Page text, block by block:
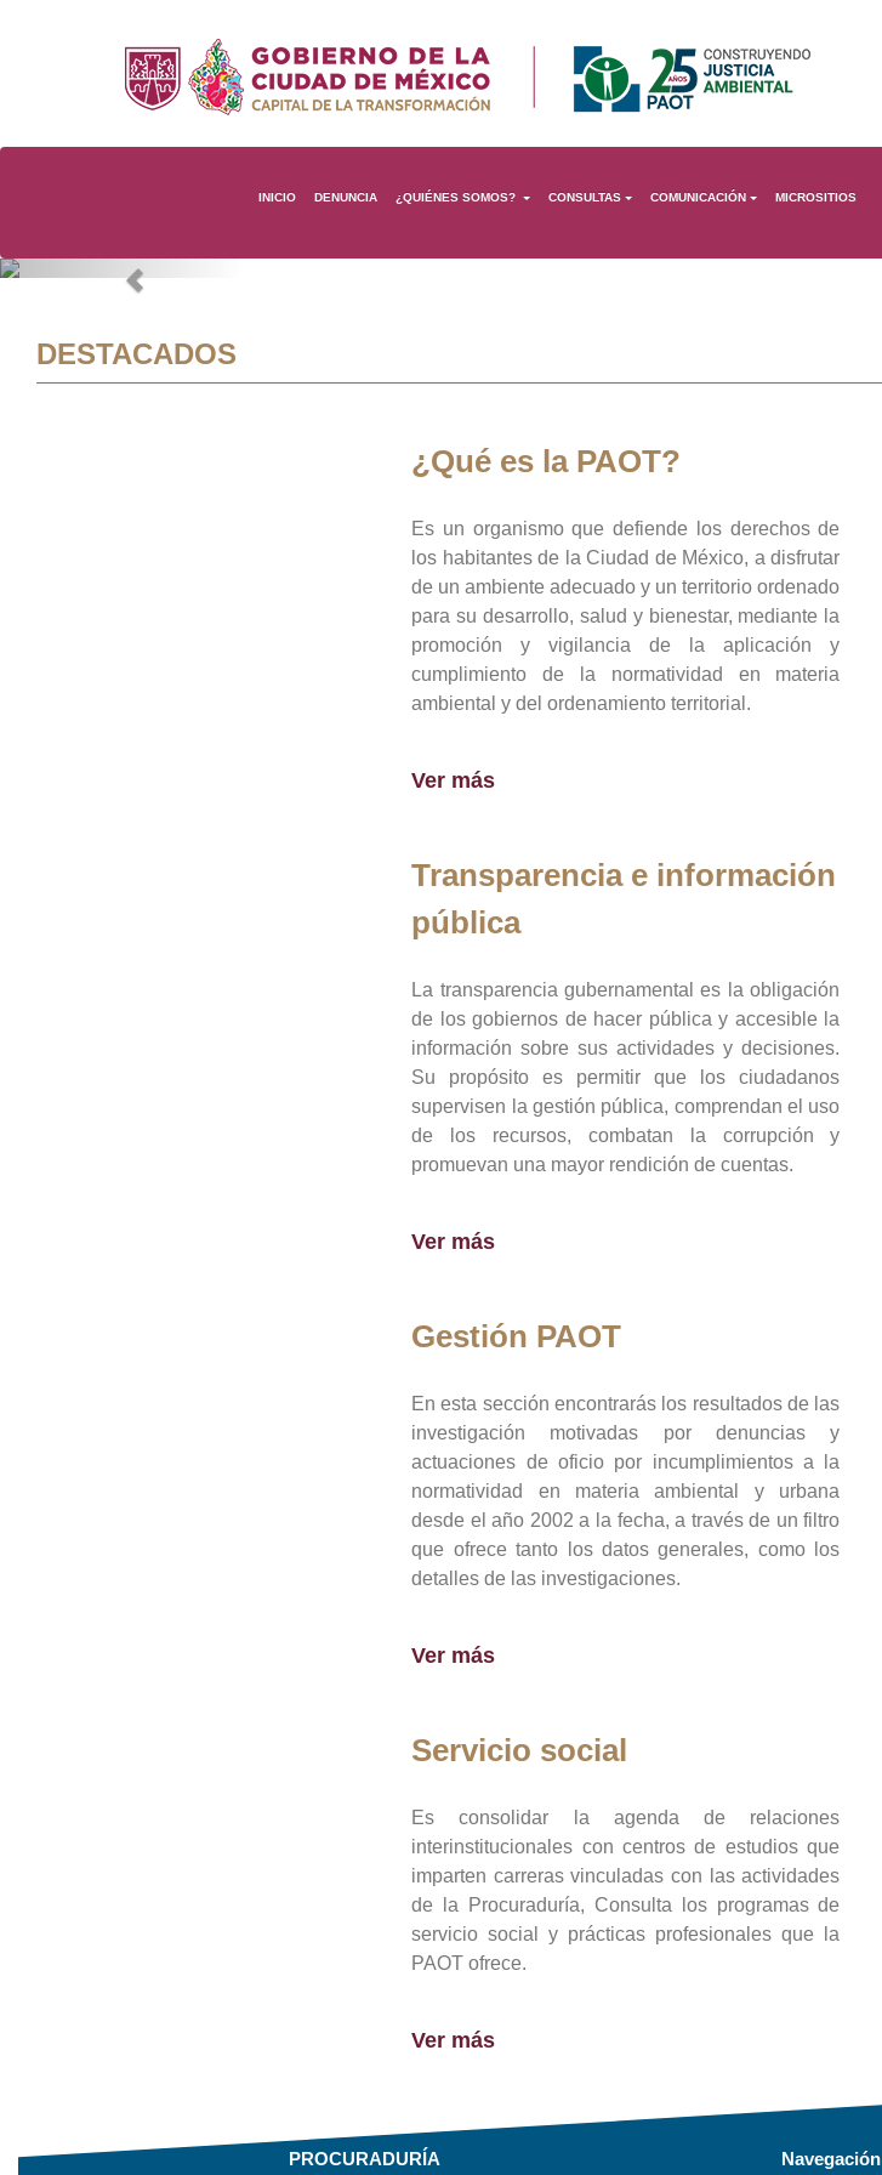
INICIO DENUNCIA ¿QUIÉNES SOMOS? CONSULTAS COMUNICACIÓN MICROSITIOS
Previous
DESTACADOS
¿Qué es la PAOT?
Es un organismo que defiende los derechos de
los habitantes de la Ciudad de México, a disfrutar
de un ambiente adecuado y un territorio ordenado
para su desarrollo, salud y bienestar, mediante la
promoción y vigilancia de la aplicación y
cumplimiento de la normatividad en materia
ambiental y del ordenamiento territorial.
Ver más
Transparencia e información
pública
La transparencia gubernamental es la obligación
de los gobiernos de hacer pública y accesible la
información sobre sus actividades y decisiones.
Su propósito es permitir que los ciudadanos
supervisen la gestión pública, comprendan el uso
de los recursos, combatan la corrupción y
promuevan una mayor rendición de cuentas.
Ver más
Gestión PAOT
En esta sección encontrarás los resultados de las
investigación motivadas por denuncias y
actuaciones de oficio por incumplimientos a la
normatividad en materia ambiental y urbana
desde el año 2002 a la fecha, a través de un filtro
que ofrece tanto los datos generales, como los
detalles de las investigaciones.
Ver más
Servicio social
Es consolidar la agenda de relaciones
interinstitucionales con centros de estudios que
imparten carreras vinculadas con las actividades
de la Procuraduría, Consulta los programas de
servicio social y prácticas profesionales que la
PAOT ofrece.
Ver más
PROCURADURÍA Navegación